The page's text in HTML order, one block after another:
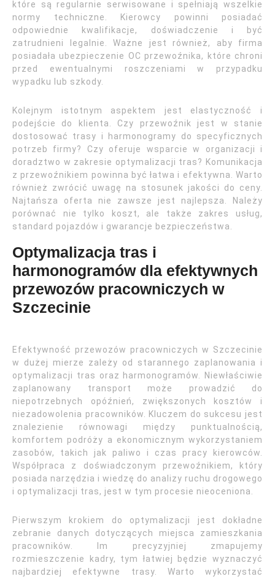
które są regularnie serwisowane i spełniają wszelkie
normy techniczne. Kierowcy powinni posiadać
odpowiednie kwalifikacje, doświadczenie i być
zatrudnieni legalnie. Ważne jest również, aby firma
posiadała ubezpieczenie OC przewoźnika, które chroni
przed ewentualnymi roszczeniami w przypadku
wypadku lub szkody.
Kolejnym istotnym aspektem jest elastyczność i
podejście do klienta. Czy przewoźnik jest w stanie
dostosować trasy i harmonogramy do specyficznych
potrzeb firmy? Czy oferuje wsparcie w organizacji i
doradztwo w zakresie optymalizacji tras? Komunikacja
z przewoźnikiem powinna być łatwa i efektywna. Warto
również zwrócić uwagę na stosunek jakości do ceny.
Najtańsza oferta nie zawsze jest najlepsza. Należy
porównać nie tylko koszt, ale także zakres usług,
standard pojazdów i gwarancje bezpieczeństwa.
Optymalizacja tras i
harmonogramów dla efektywnych
przewozów pracowniczych w
Szczecinie
Efektywność przewozów pracowniczych w Szczecinie
w dużej mierze zależy od starannego zaplanowania i
optymalizacji tras oraz harmonogramów. Niewłaściwie
zaplanowany transport może prowadzić do
niepotrzebnych opóźnień, zwiększonych kosztów i
niezadowolenia pracowników. Kluczem do sukcesu jest
znalezienie równowagi między punktualnością,
komfortem podróży a ekonomicznym wykorzystaniem
zasobów, takich jak paliwo i czas pracy kierowców.
Współpraca z doświadczonym przewoźnikiem, który
posiada narzędzia i wiedzę do analizy ruchu drogowego
i optymalizacji tras, jest w tym procesie nieoceniona.
Pierwszym krokiem do optymalizacji jest dokładne
zebranie danych dotyczących miejsca zamieszkania
pracowników. Im precyzyjniej zmapujemy
rozmieszczenie kadry, tym łatwiej będzie wyznaczyć
najbardziej efektywne trasy. Warto wykorzystać